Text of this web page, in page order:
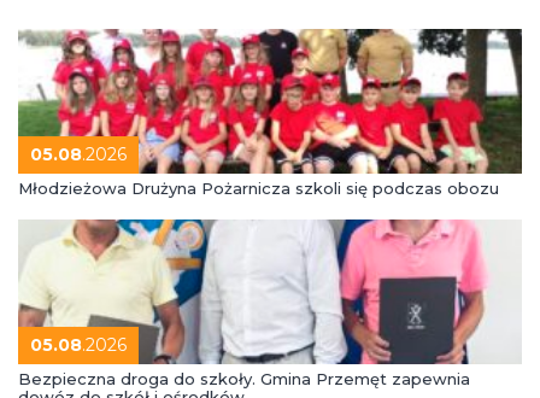
05.08.2026
Młodzieżowa Drużyna Pożarnicza szkoli się podczas obozu
05.08.2026
Bezpieczna droga do szkoły. Gmina Przemęt zapewnia